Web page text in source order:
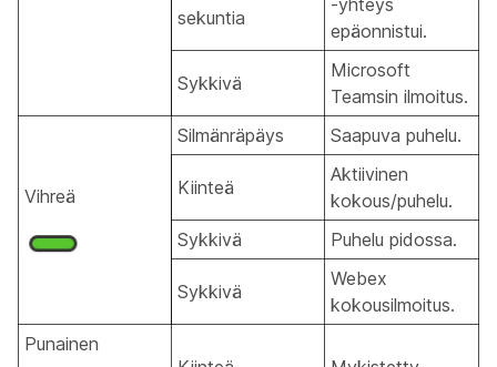
sekuntia
-yhteys
epäonnistui.
Sykkivä
Microsoft
Teamsin ilmoitus.
Vihreä
Silmänräpäys Saapuva puhelu.
Kiinteä
Aktiivinen
kokous/puhelu.
Sykkivä
Puhelu pidossa.
Sykkivä
Webex
kokousilmoitus.
Punainen